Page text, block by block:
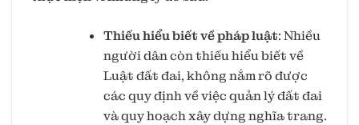
Thiếu hiểu biết về pháp luật: Nhiều
người dân còn thiếu hiểu biết về
Luật đất đai, không nắm rõ được
các quy định về việc quản lý đất đai
và quy hoạch xây dựng nghĩa trang.